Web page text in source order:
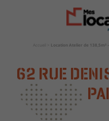
Accueil Location Atelier de 138,5m² –
62 RUE